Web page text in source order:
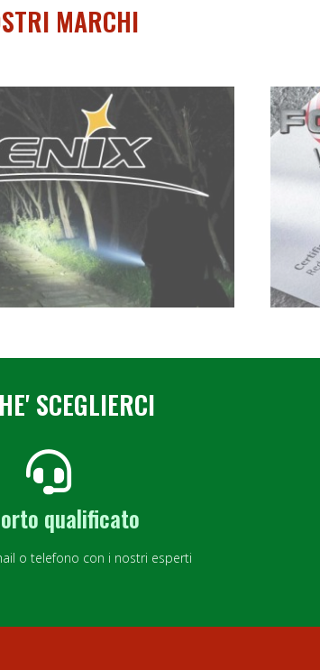
MARCHI
SCEGLIERCI
qualificato
o telefono con i nostri esperti